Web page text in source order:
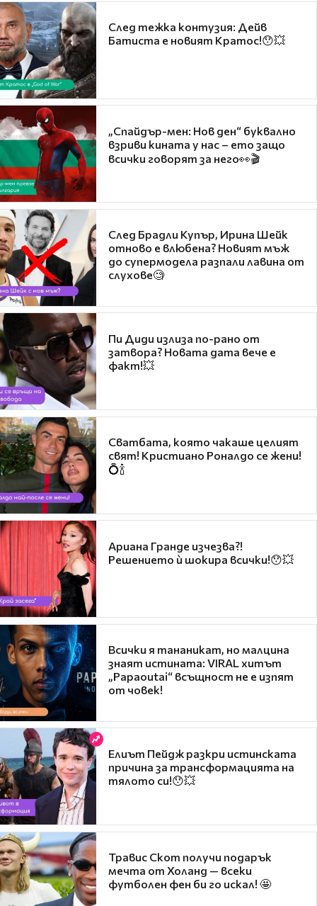
След тежка контузия: Дейв
Батиста е новият Кратос!😯💥
„Спайдър-мен: Нов ден“ буквално
взриви кината у нас – ето защо
всички говорят за него👀🎬
След Брадли Купър, Ирина Шейк
отново е влюбена? Новият мъж
до супермодела разпали лавина от
слухове🧐
Пи Диди излиза по-рано от
затвора? Новата дата вече е
факт!💥
Сватбата, която чакаше целият
свят! Кристиано Роналдо се жени!
💍🍾
Ариана Гранде изчезва?!
Решението ѝ шокира всички!😯💥
Всички я тананикат, но малцина
знаят истината: VIRAL хитът
„Papaoutai“ всъщност не е изпят
от човек!
Елиът Пейдж разкри истинската
причина за трансформацията на
тялото си!😯💥
Травис Скот получи подарък
мечта от Холанд — всеки
футболен фен би го искал! 🤩